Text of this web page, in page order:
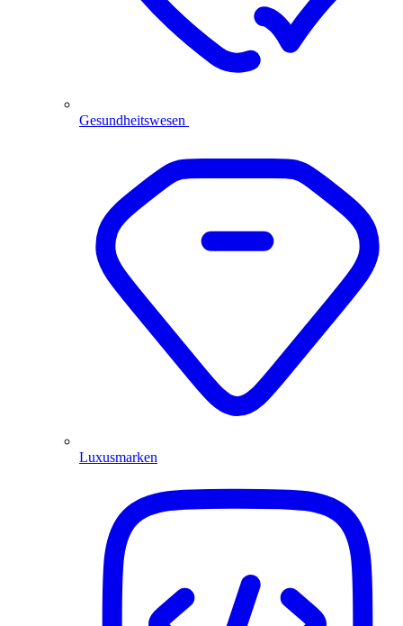
Gesundheitswesen
Luxusmarken